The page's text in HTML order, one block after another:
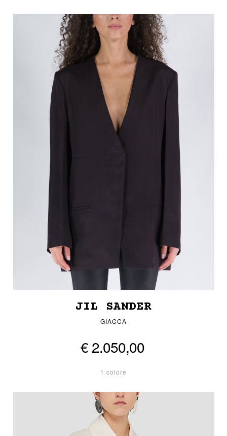
JIL SANDER
GIACCA
€ 2.050,00
1 colore